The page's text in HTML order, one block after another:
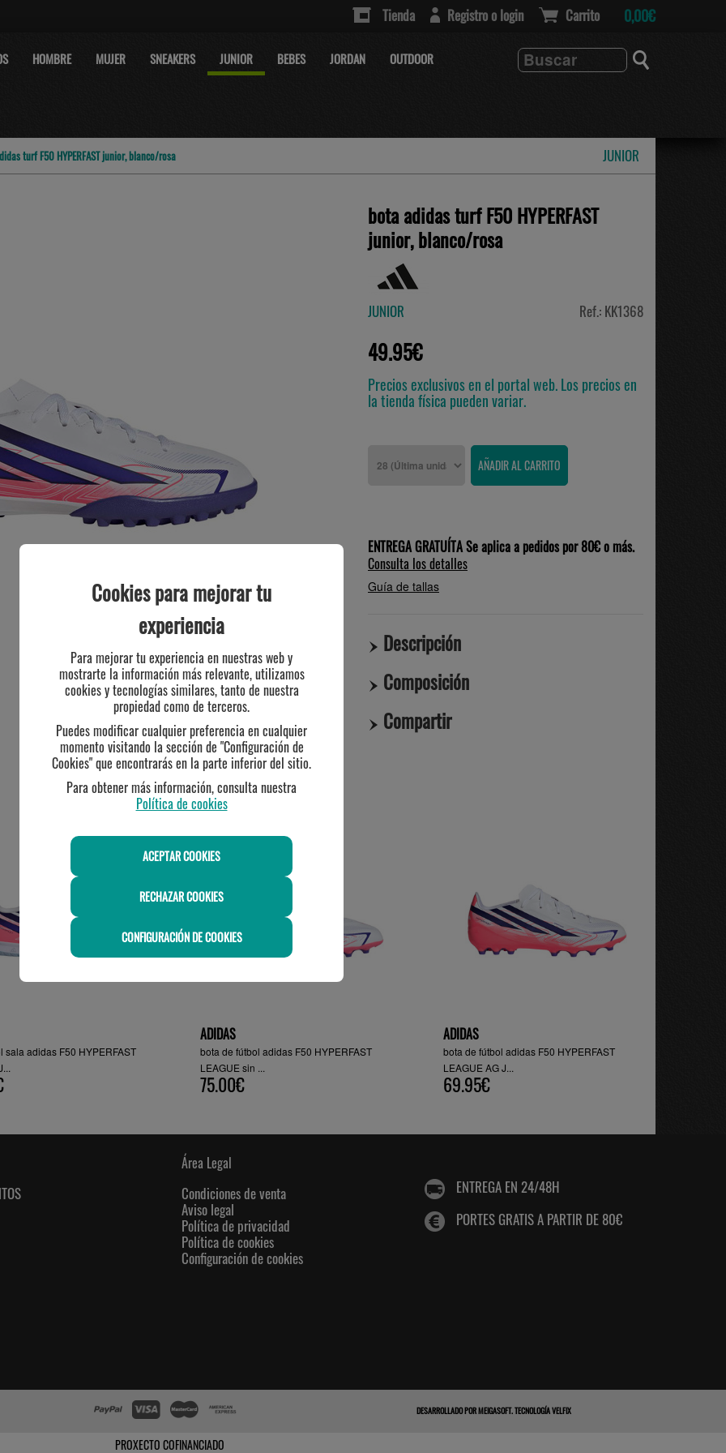
Tienda Registro o login Carrito 0,00€
HOMBRE MUJER SNEAKERS JUNIOR BEBES JORDAN OUTDOOR
turf F50 HYPERFAST junior, blanco/rosa JUNIOR
bota adidas turf F50 HYPERFAST
junior, blanco/rosa
JUNIOR Ref.: KK1368
49.95€
Precios exclusivos en el portal web. Los precios en
la tienda física pueden variar.
ENTREGA GRATUÍTA Se aplica a pedidos por 80€ o más.
Consulta los detalles
Guía de tallas
Descripción
Composición
Compartir
TE PUEDE INTERESAR
sala adidas F50 HYPERFAST
ADIDAS
bota de fútbol adidas F50 HYPERFAST
LEAGUE sin ...
75.00€
ADIDAS
bota de fútbol adidas F50 HYPERFAST
LEAGUE AG J...
69.95€
Área Legal
Condiciones de venta
Aviso legal
Política de privacidad
Política de cookies
Configuración de cookies
ENTREGA EN 24/48H
PORTES GRATIS A PARTIR DE 80€
DESARROLLADO PORMEIGASOFT.TECNOLOGÍA VELFIX
PROXECTO COFINANCIADO
Cookies para mejorar tu
experiencia
Para mejorar tu experiencia en nuestras web y
mostrarte la información más relevante, utilizamos
cookies y tecnologías similares, tanto de nuestra
propiedad como de terceros.
Puedes modificar cualquier preferencia en cualquier
momento visitando la sección de "Configuración de
Cookies" que encontrarás en la parte inferior del sitio.
Para obtener más información, consulta nuestra
Política de cookies
ACEPTAR COOKIES
RECHAZAR COOKIES
CONFIGURACIÓN DE COOKIES